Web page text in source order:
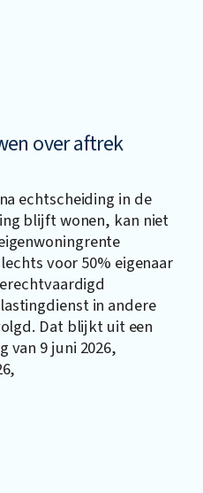
over aftrek
echtscheiding in de
blijft wonen, kan niet
voor 50% eigenaar
in andere
Dat blijkt uit een
van 9 juni 2026,